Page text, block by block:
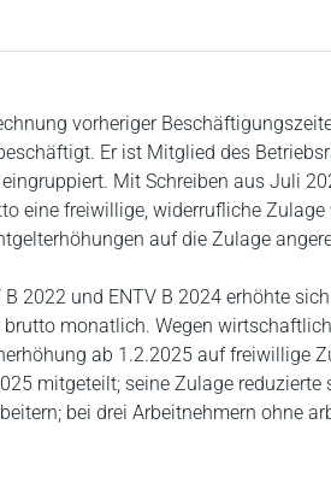
vorheriger
Er ist Mitglied des
Mit Schreiben aus Juli
eine freiwillige, widerrufliche
auf die Zulage
2022 und ENTV B 2024 erhöhte
monatlich. Wegen
ab 1.2.2025 auf freiwillige
mitgeteilt; seine Zulage
bei drei Arbeitnehmern ohne